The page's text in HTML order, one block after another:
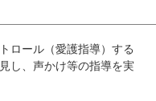
ロール（愛護指導）する
し、声かけ等の指導を実